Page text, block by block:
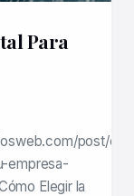
Para
post/
empresa-
Elegir la